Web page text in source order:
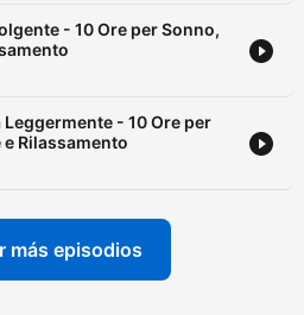
- 10 Ore per Sonno,
- 10 Ore per
Rilassamento
más episodios